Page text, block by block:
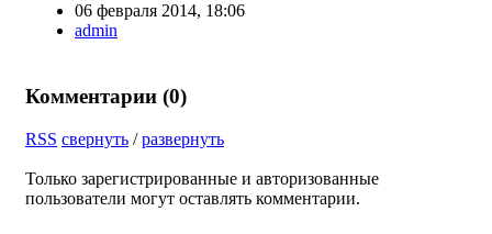
06 февраля 2014, 18:06
admin
Комментарии (0)
RSS свернуть /развернуть
Только зарегистрированные и авторизованные
пользователи могут оставлять комментарии.